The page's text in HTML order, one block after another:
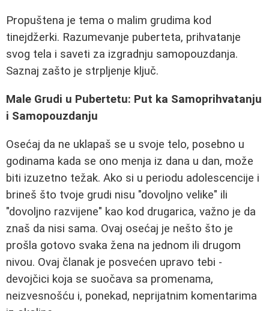
Propuštena je tema o malim grudima kod
tinejdžerki. Razumevanje puberteta, prihvatanje
svog tela i saveti za izgradnju samopouzdanja.
Saznaj zašto je strpljenje ključ.
Male Grudi u Pubertetu: Put ka Samoprihvatanju
i Samopouzdanju
Osećaj da ne uklapaš se u svoje telo, posebno u
godinama kada se ono menja iz dana u dan, može
biti izuzetno težak. Ako si u periodu adolescencije i
brineš što tvoje grudi nisu "dovoljno velike" ili
"dovoljno razvijene" kao kod drugarica, važno je da
znaš da nisi sama. Ovaj osećaj je nešto što je
prošla gotovo svaka žena na jednom ili drugom
nivou. Ovaj članak je posvećen upravo tebi -
devojčici koja se suočava sa promenama,
neizvesnošću i, ponekad, neprijatnim komentarima